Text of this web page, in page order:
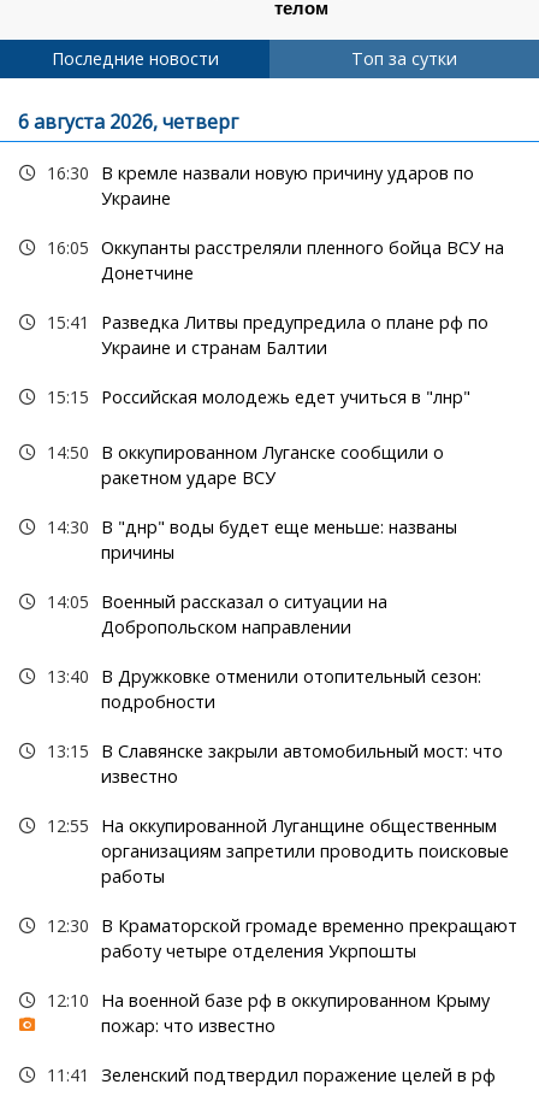
Последние новости Топ за сутки
6 августа 2026, четверг
16:30
В кремле назвали новую причину ударов по
Украине
16:05 Оккупанты расстреляли пленного бойца ВСУ на
Донетчине
15:41
Разведка Литвы предупредила о плане рф по
Украине и странам Балтии
15:15 Российская молодежь едет учиться в "лнр"
14:50
В оккупированном Луганске сообщили о
ракетном ударе ВСУ
14:30
В "днр" воды будет еще меньше: названы
причины
14:05
Военный рассказал о ситуации на
Добропольском направлении
13:40
В Дружковке отменили отопительный сезон:
подробности
13:15
В Славянске закрыли автомобильный мост: что
известно
12:55
На оккупированной Луганщине общественным
организациям запретили проводить поисковые
работы
12:30
В Краматорской громаде временно прекращают
работу четыре отделения Укрпошты
12:10
На военной базе рф в оккупированном Крыму
пожар: что известно
11:41 Зеленский подтвердил поражение целей в рф